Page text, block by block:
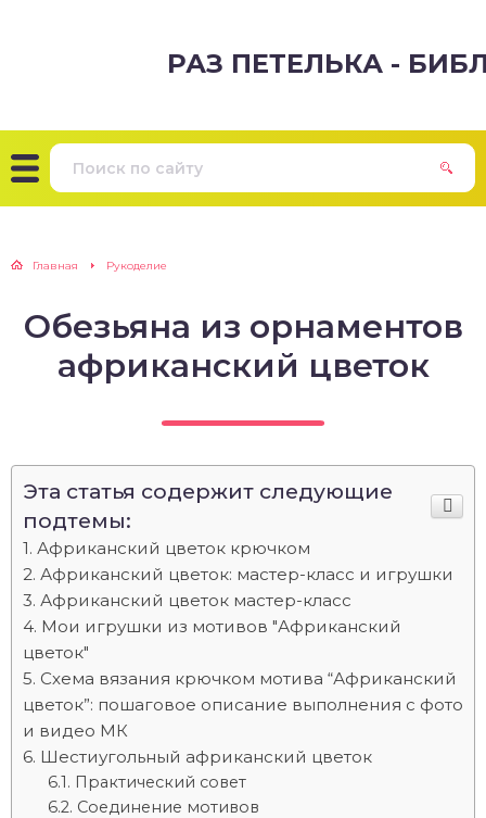
РАЗ ПЕТЕЛЬКА -
Главная Рукоделие
Обезьяна из орнаментов
африканский цветок
Эта статья содержит следующие
подтемы:
Африканский цветок крючком
Африканский цветок: мастер-класс и игрушки
Африканский цветок мастер-класс
Мои игрушки из мотивов "Африканский
цветок"
Схема вязания крючком мотива “Африканский
цветок”: пошаговое описание выполнения с фото
и видео МК
Шестиугольный африканский цветок
Практический совет
Соединение мотивов